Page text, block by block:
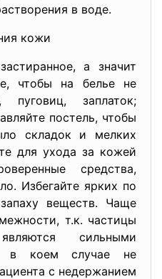
в воде.
кожи
а значит
чтобы на белье не
заплаток;
постель, чтобы
складок и мелких
для ухода за кожей
средства,
Избегайте ярких по
веществ. Чаще
т.к. частицы
сильными
в коем случае не
с недержанием